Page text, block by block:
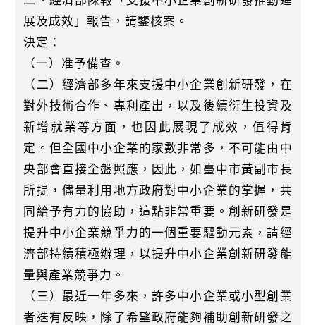
展及成效」報告，請鑒核案。
決定：
（一）准予備查。
（二）經濟部多年來支援中小企業創新研發，在
對外技術合作、專利產出，以及後續衍生投資及
新增就業等方面，也因此展現了成效，值得肯
定。但全國中小企業的家數非常多，不可能由中
央部會直接全盤照應，因此，如臺中市黃副市長
所提，儘量利用地方政府對中小企業的掌握，共
同給予有力的協助，這點非常重要。創新研發是
提升中小企業競爭力的一個重要驅動元素，請經
濟部持續積極辦理，以提升中小企業創新研發能
量與產業競爭力。
（三）最近一年多來，許多中小企業或小型創業
者迭有反映，除了希望政府能夠補助創新研發之